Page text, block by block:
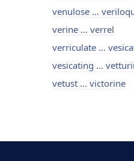
venulose ...
verine ... verrel
verriculate ...
vesicating ...
vetust ... victorine